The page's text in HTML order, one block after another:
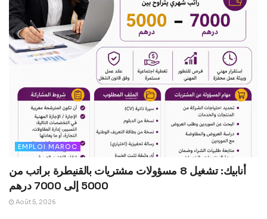
EMPLOI MAROC
أنابيك: تشغيل 8 مسؤولات مشتريات بالقنيطرة براتب من
5000 إلى 7000 درهم
Août 5, 2026